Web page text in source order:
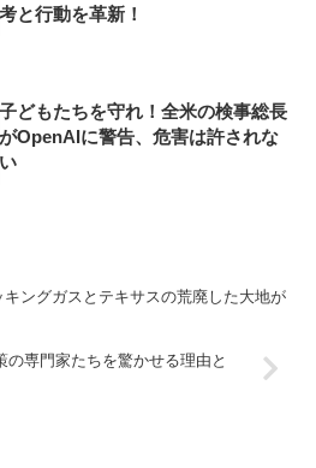
考と行動を革新！
子どもたちを守れ！全米の検事総長
がOpenAIに警告、危害は許されな
い
ングガスとテキサスの荒廃した大地が
専門家たちを驚かせる理由と